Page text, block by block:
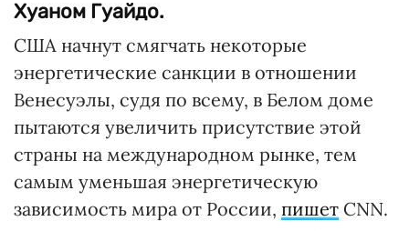
Хуаном Гуайдо.
CША начнут смягчать некоторые
энергетические санкции в отношении
Венесуэлы, судя по всему, в Белом доме
пытаются увеличить присутствие этой
страны на международном рынке, тем
самым уменьшая энергетическую
зависимость мира от России, пишет CNN.